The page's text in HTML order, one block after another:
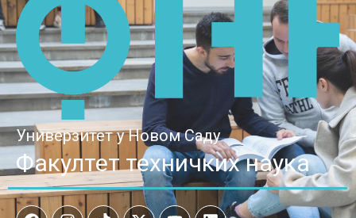
Универзитет у Новом Саду
Факултет техничких наука